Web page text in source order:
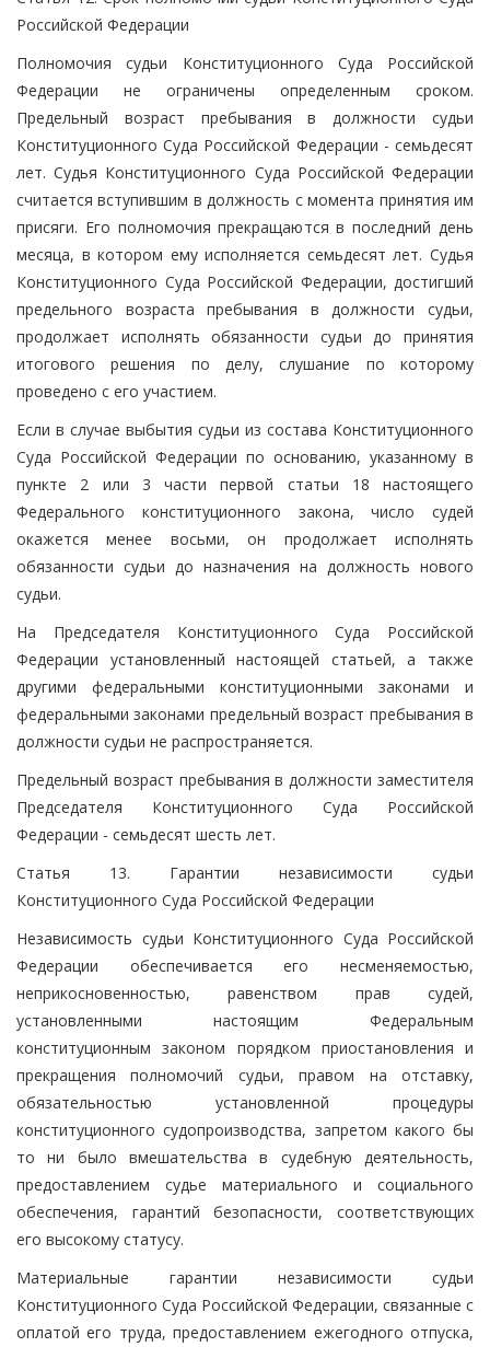
Российской Федерации
Полномочия судьи Конституционного Суда Российской
Федерации не ограничены определенным сроком.
Предельный возраст пребывания в должности судьи
Конституционного Суда Российской Федерации - семьдесят
лет. Судья Конституционного Суда Российской Федерации
считается вступившим в должность с момента принятия им
присяги. Его полномочия прекращаются в последний день
месяца, в котором ему исполняется семьдесят лет. Судья
Конституционного Суда Российской Федерации, достигший
предельного возраста пребывания в должности судьи,
продолжает исполнять обязанности судьи до принятия
итогового решения по делу, слушание по которому
проведено с его участием.
Если в случае выбытия судьи из состава Конституционного
Суда Российской Федерации по основанию, указанному в
пункте 2 или 3 части первой статьи 18 настоящего
Федерального конституционного закона, число судей
окажется менее восьми, он продолжает исполнять
обязанности судьи до назначения на должность нового
судьи.
На Председателя Конституционного Суда Российской
Федерации установленный настоящей статьей, а также
другими федеральными конституционными законами и
федеральными законами предельный возраст пребывания в
должности судьи не распространяется.
Предельный возраст пребывания в должности заместителя
Председателя Конституционного Суда Российской
Федерации - семьдесят шесть лет.
Статья 13. Гарантии независимости судьи
Конституционного Суда Российской Федерации
Независимость судьи Конституционного Суда Российской
Федерации обеспечивается его несменяемостью,
неприкосновенностью, равенством прав судей,
установленными настоящим Федеральным
конституционным законом порядком приостановления и
прекращения полномочий судьи, правом на отставку,
обязательностью установленной процедуры
конституционного судопроизводства, запретом какого бы
то ни было вмешательства в судебную деятельность,
предоставлением судье материального и социального
обеспечения, гарантий безопасности, соответствующих
его высокому статусу.
Материальные гарантии независимости судьи
Конституционного Суда Российской Федерации, связанные с
оплатой его труда, предоставлением ежегодного отпуска,